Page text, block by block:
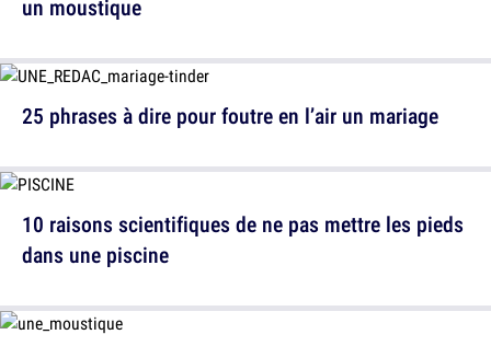
25 phrases à dire pour foutre en l’air un mariage
un moustique
10 raisons scientifiques de ne pas mettre les pieds
dans une piscine